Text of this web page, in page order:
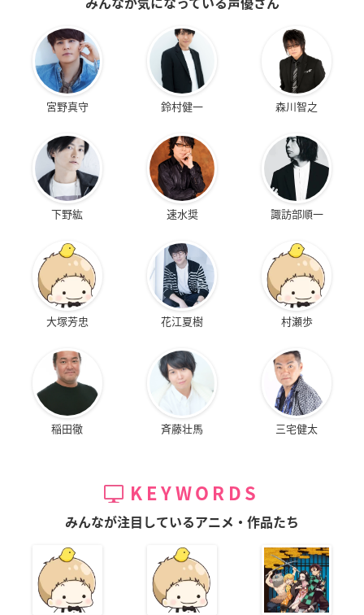
みんなが気になっている声優さん
宮野真守 鈴村健一 森川智之
下野紘 速水奨 諏訪部順一
大塚芳忠 花江夏樹 村瀬歩
稲田徹 斉藤壮馬 三宅健太
KEYWORDS
みんなが注目しているアニメ・作品たち